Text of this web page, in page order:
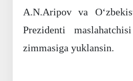
A.N.Aripov va
Prezidenti
zimmasiga yuklansin.